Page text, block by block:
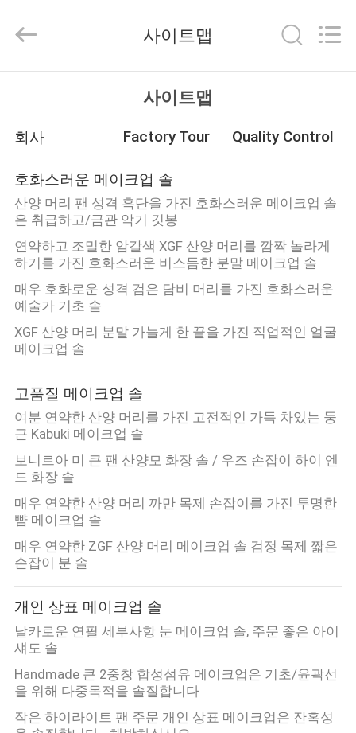
제
품
우
리
에
대
하
여
공
장
여
행
품
질
관
리
2017
Changsha
Rights
Reserved.
사이트맵
사이트맵
회사 Factory Tour Quality Control
호화스러운 메이크업 솔
산양 머리 팬 성격 흑단을 가진 호화스러운 메이크업 솔
은 취급하고/금관 악기 깃봉
연약하고 조밀한 암갈색 XGF 산양 머리를 깜짝 놀라게
하기를 가진 호화스러운 비스듬한 분말 메이크업 솔
매우 호화로운 성격 검은 담비 머리를 가진 호화스러운
예술가 기초 솔
XGF 산양 머리 분말 가늘게 한 끝을 가진 직업적인 얼굴
메이크업 솔
고품질 메이크업 솔
여분 연약한 산양 머리를 가진 고전적인 가득 차있는 둥
근 Kabuki 메이크업 솔
보니르아 미 큰 팬 산양모 화장 솔 / 우즈 손잡이 하이 엔
드 화장 솔
매우 연약한 산양 머리 까만 목제 손잡이를 가진 투명한
뺨 메이크업 솔
매우 연약한 ZGF 산양 머리 메이크업 솔 검정 목제 짧은
손잡이 분 솔
개인 상표 메이크업 솔
날카로운 연필 세부사항 눈 메이크업 솔, 주문 좋은 아이
섀도 솔
Handmade 큰 2중창 합성섬유 메이크업은 기초/윤곽선
을 위해 다중목적을 솔질합니다
작은 하이라이트 팬 주문 개인 상표 메이크업은 잔혹성